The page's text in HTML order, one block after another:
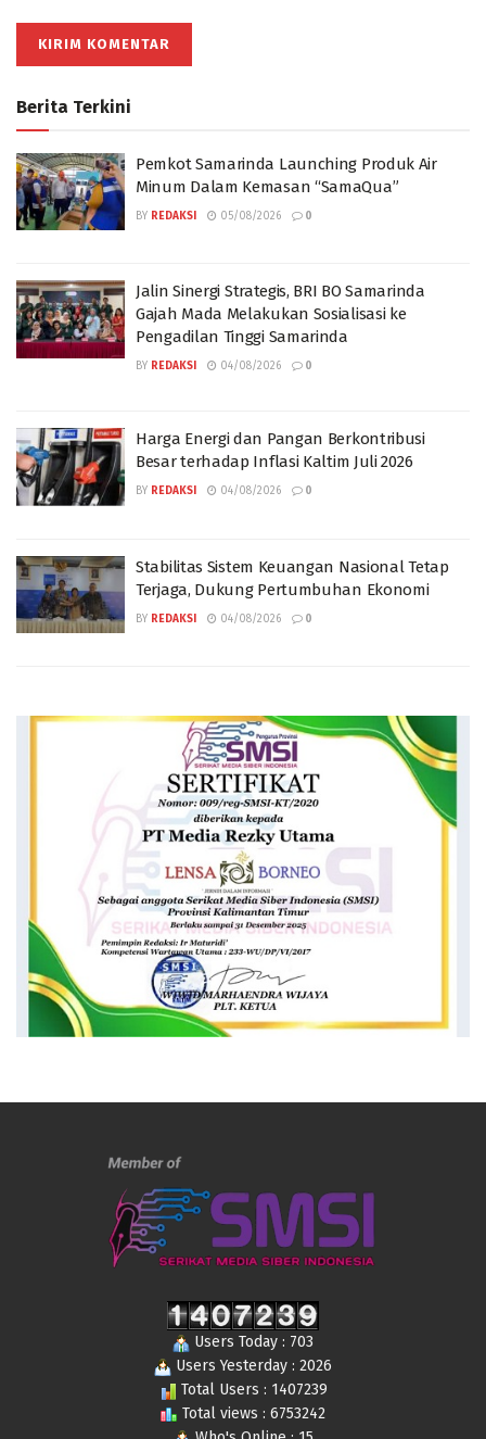
Berita Terkini
Pemkot Samarinda Launching Produk Air
Minum Dalam Kemasan “SamaQua”
BY REDAKSI 05/08/2026 0
Jalin Sinergi Strategis, BRI BO Samarinda
Gajah Mada Melakukan Sosialisasi ke
Pengadilan Tinggi Samarinda
BY REDAKSI 04/08/2026 0
Harga Energi dan Pangan Berkontribusi
Besar terhadap Inflasi Kaltim Juli 2026
BY REDAKSI 04/08/2026 0
Stabilitas Sistem Keuangan Nasional Tetap
Terjaga, Dukung Pertumbuhan Ekonomi
BY REDAKSI 04/08/2026 0
Users Today : 703
Users Yesterday : 2026
Total Users : 1407239
Total views : 6753242